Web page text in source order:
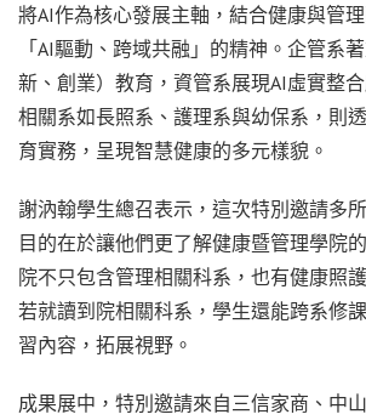
將AI作為核心發展主軸，結合健康與管
「AI驅動、跨域共融」的精神。企管系
新、創業）教育，資管系展現AI虛實整
相關系如長照系、護理系與幼保系，則
育實務，呈現智慧健康的多元樣貌。
謝汭翰學生總召表示，這次特別邀請多
目的在於讓他們更了解健康暨管理學院
院不只包含管理相關科系，也有健康照
若就讀到院相關科系，學生還能跨系修
習內容，拓展視野。
成果展中，特別邀請來自三信家商、中